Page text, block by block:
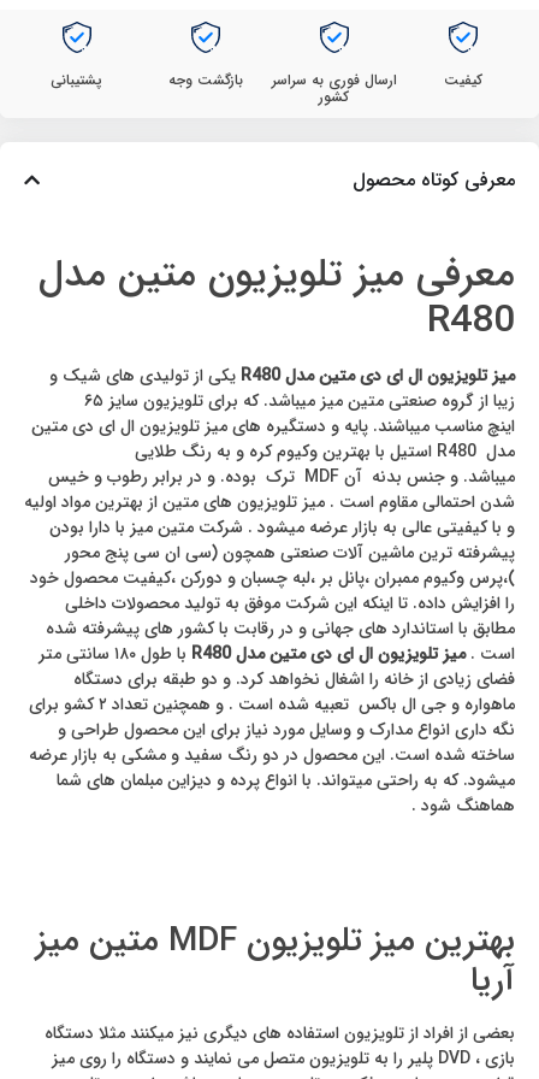
کیفیت ارسال فوری به سراسر
کشور
بازگشت وجه پشتیبانی
معرفی کوتاه محصول
معرفی میز تلویزیون متین مدل
R480
میز تلویزیون ال ای دی متین مدل R480
یکی از تولیدی های شیک و
زیبا از گروه صنعتی متین میز میباشد. که برای تلویزیون سایز ۶۵
اینچ مناسب میباشند. پایه و دستگیره های میز تلویزیون ال ای دی متین
مدل R480 استیل با بهترین وکیوم کره و به رنگ طلایی
میباشد. و جنس بدنه آن MDF ترک بوده. و در برابر رطوب و خیس
شدن احتمالی مقاوم است . میز تلویزیون های متین از بهترین مواد اولیه
و با کیفیتی عالی به بازار عرضه میشود . شرکت متین میز با دارا بودن
پیشرفته ترین ماشین آلات صنعتی همچون (سی ان سی پنج محور
)،پرس وکیوم ممبران ،پانل بر ،لبه چسبان و دورکن ،کیفیت محصول خود
را افزایش داده. تا اینکه این شرکت موفق به تولید محصولات داخلی
مطابق با استاندارد های جهانی و در رقابت با کشور های پیشرفته شده
است .میز تلویزیون ال ای دی متین مدل R480
با طول ۱۸۰ سانتی متر
فضای زیادی از خانه را اشغال نخواهد کرد. و دو طبقه برای دستگاه
ماهواره و جی ال باکس تعبیه شده است . و همچنین تعداد ۲ کشو برای
نگه داری انواع مدارک و وسایل مورد نیاز برای این محصول طراحی و
ساخته شده است. این محصول در دو رنگ سفید و مشکی به بازار عرضه
میشود. که به راحتی میتواند. با انواع پرده و دیزاین مبلمان های شما
هماهنگ شود .
بهترین میز تلویزیون MDF متین میز
آریا
بعضی از افراد از تلویزیون استفاده های دیگری نیز میکنند مثلا دستگاه
بازی ، DVD پلیر را به تلویزیون متصل می نمایند و دستگاه را روی میز